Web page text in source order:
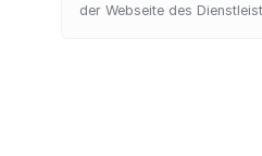
der Webseite des